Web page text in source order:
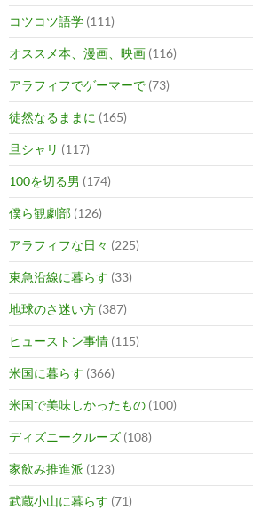
コツコツ語学 (111)
オススメ本、漫画、映画 (116)
アラフィフでゲーマーで (73)
徒然なるままに (165)
旦シャリ (117)
100を切る男 (174)
僕ら観劇部 (126)
アラフィフな日々 (225)
東急沿線に暮らす (33)
地球のさ迷い方 (387)
ヒューストン事情 (115)
米国に暮らす (366)
米国で美味しかったもの (100)
ディズニークルーズ (108)
家飲み推進派 (123)
武蔵小山に暮らす (71)